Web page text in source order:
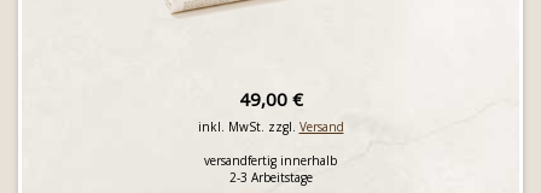
49,00 €
inkl. MwSt. zzgl. Versand
versandfertig innerhalb
2-3 Arbeitstage